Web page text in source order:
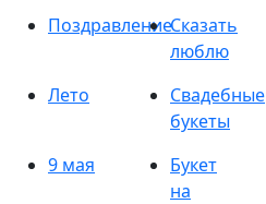
ПоздравлениеСказать
люблю
Лето
Свадебные
букеты
9 мая
Букет
на